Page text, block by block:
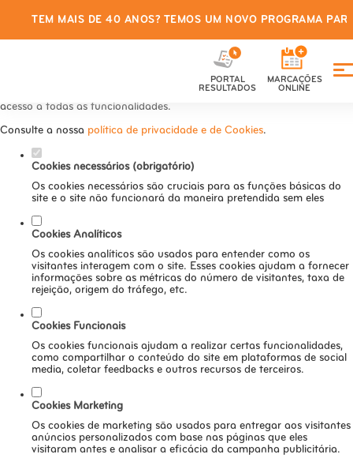
Defina as suas preferências de
cookies para este website.
Este website utiliza cookies estritamente necessários, analíticos e
acesso a todas as funcionalidades.
Consulte a nossa política de privacidade e de Cookies.
Cookies necessários (obrigatório)
Os cookies necessários são cruciais para as funções básicas do
site e o site não funcionará da maneira pretendida sem eles
Cookies Analíticos
Os cookies analíticos são usados para entender como os
visitantes interagem com o site. Esses cookies ajudam a fornecer
informações sobre as métricas do número de visitantes, taxa de
rejeição, origem do tráfego, etc.
Cookies Funcionais
Os cookies funcionais ajudam a realizar certas funcionalidades,
como compartilhar o conteúdo do site em plataformas de social
media, coletar feedbacks e outros recursos de terceiros.
Cookies Marketing
Os cookies de marketing são usados para entregar aos visitantes
anúncios personalizados com base nas páginas que eles
visitaram antes e analisar a eficácia da campanha publicitária.
TEM MAIS DE 40 ANOS? TEMOS UM NOVO PROGRAMA
PORTAL
RESULTADOS
MARCAÇÕES
ONLINE